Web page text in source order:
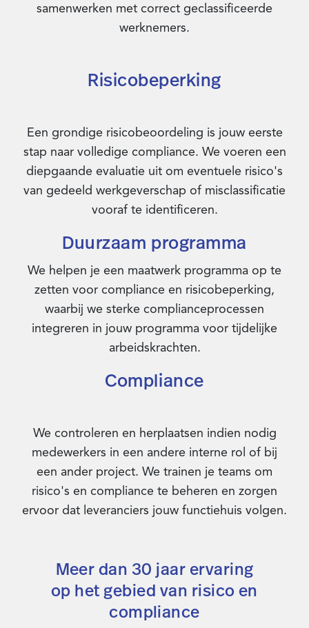
samenwerken met correct geclassificeerde
werknemers.
Risicobeperking
Een grondige risicobeoordeling is jouw eerste
stap naar volledige compliance. We voeren een
diepgaande evaluatie uit om eventuele risico's
van gedeeld werkgeverschap of misclassificatie
vooraf te identificeren.
Duurzaam programma
We helpen je een maatwerk programma op te
zetten voor compliance en risicobeperking,
waarbij we sterke complianceprocessen
integreren in jouw programma voor tijdelijke
arbeidskrachten.
Compliance
We controleren en herplaatsen indien nodig
medewerkers in een andere interne rol of bij
een ander project. We trainen je teams om
risico's en compliance te beheren en zorgen
ervoor dat leveranciers jouw functiehuis volgen.
Meer dan 30 jaar ervaring
op het gebied van risico en
compliance